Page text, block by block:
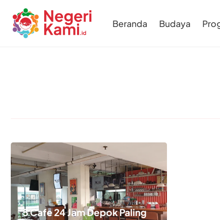
Beranda Budaya
5 Cafe 24 Jam Depok Paling